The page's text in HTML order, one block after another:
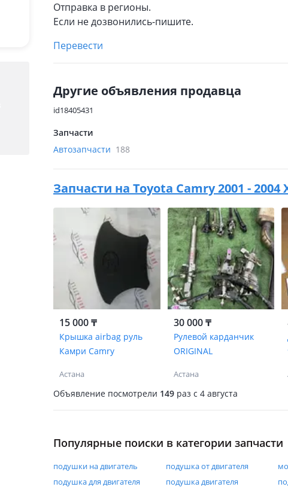
Отправка в регионы.
Если не дозвонились-пишите.
Перевести
Другие объявления продавца
id18405431
Запчасти
Автозапчасти 188
Запчасти на Toyota Camry 2001 - 2004
15 000 ₸
Крышка airbag руль
Камри Camry
Астана
30 000 ₸
Рулевой карданчик
ORIGINAL
Астана
Объявление посмотрели 149 раз c 4 августа
Популярные поиски в категории запчасти
подушки на двигатель подушка от двигателя
подушка для двигателя
подушка двигателя